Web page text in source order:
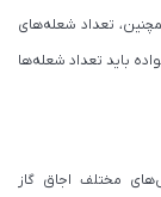
تعداد شعله‌های
باید تعداد شعله‌ها
مختلف اجاق گاز